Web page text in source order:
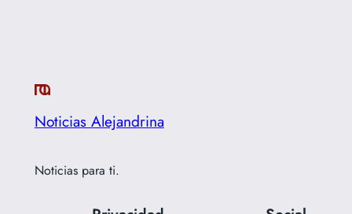
Noticias Alejandrina
Noticias para ti.